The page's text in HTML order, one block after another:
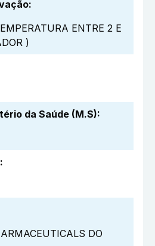
:
ENTRE 2 E
)
da Saúde (M.S):
:
DO